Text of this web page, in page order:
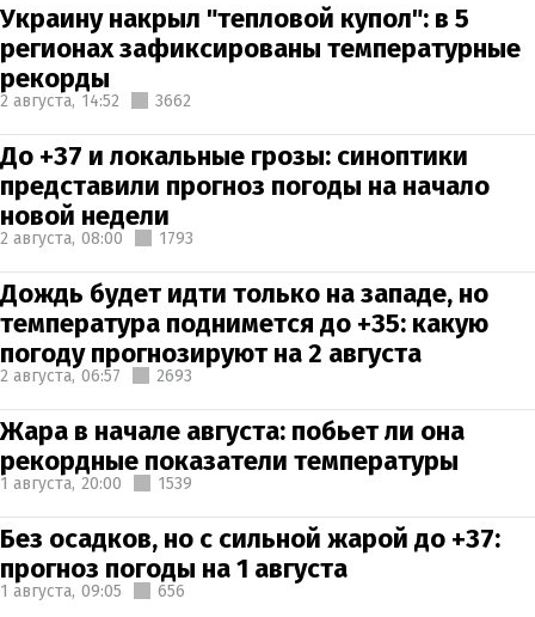
Украину накрыл "тепловой купол": в 5
регионах зафиксированы температурные
рекорды
2 августа, 14:52 3662
До +37 и локальные грозы: синоптики
представили прогноз погоды на начало
новой недели
2 августа, 08:00 1793
Дождь будет идти только на западе, но
температура поднимется до +35: какую
погоду прогнозируют на 2 августа
2 августа, 06:57 2693
Жара в начале августа: побьет ли она
рекордные показатели температуры
1 августа, 20:00 1539
Без осадков, но с сильной жарой до +37:
прогноз погоды на 1 августа
1 августа, 09:05 656